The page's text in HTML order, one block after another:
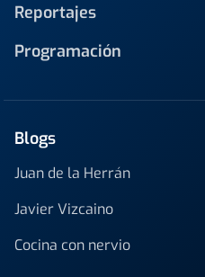
Reportajes
Programación
Blogs
Juan de la Herrán
Javier Vizcaino
Cocina con nervio